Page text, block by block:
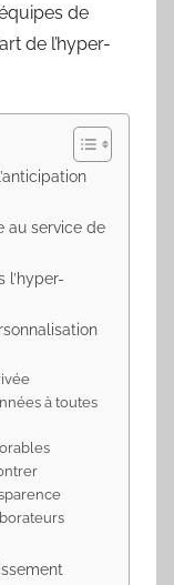
de
de l’hyper-
au service de
l’hyper-
à toutes